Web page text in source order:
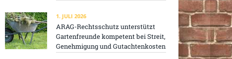
1. JULI 2026
ARAG-Rechtsschutz unterstützt
Gartenfreunde kompetent bei Streit,
Genehmigung und Gutachtenkosten